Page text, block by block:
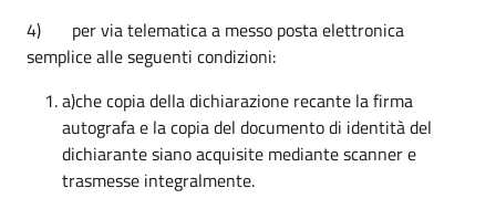
4) per via telematica a messo posta elettronica
semplice alle seguenti condizioni:
a)che copia della dichiarazione recante la firma
autografa e la copia del documento di identità del
dichiarante siano acquisite mediante scanner e
trasmesse integralmente.